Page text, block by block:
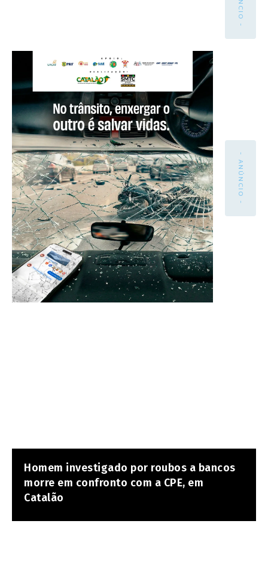
- ANÚNCIO -
Homem investigado por roubos a bancos
morre em confronto com a CPE, em
Catalão